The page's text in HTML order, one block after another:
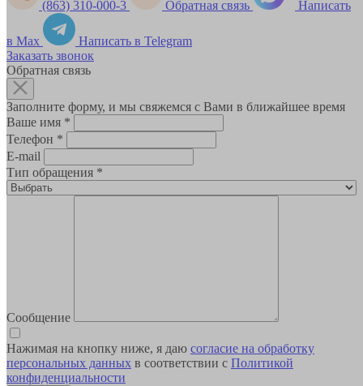
(863) 310-000-3 Обратная связь Написать
в Max
Написать в Telegram
Заказать звонок
Обратная связь
Заполните форму, и мы свяжемся с Вами в ближайшее время
Ваше имя *
Телефон *
E-mail
Тип обращения *
Сообщение
Нажимая на кнопку ниже, я даю согласие на обработку
персональных данных в соответствии с Политикой
конфиденциальности